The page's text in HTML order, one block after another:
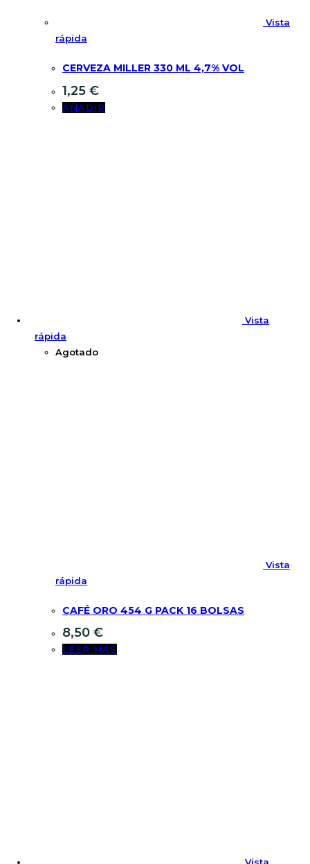
Vista
rápida
CERVEZA MILLER 330 ML 4,7% VOL
1,25 €
AÑADIR
Vista
rápida
Agotado
Vista
rápida
CAFÉ ORO 454 G PACK 16 BOLSAS
8,50 €
LEER MÁS